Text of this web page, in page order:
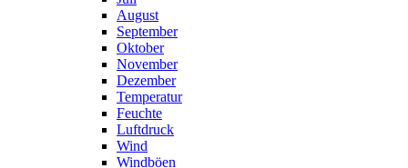
August
September
Oktober
November
Dezember
Temperatur
Feuchte
Luftdruck
Wind
Windböen